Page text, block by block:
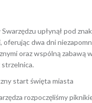
upłynął pod
oferując dwa dni
oraz wspólną zabawą
strzelnica.
start święta miasta
rozpoczęliśmy